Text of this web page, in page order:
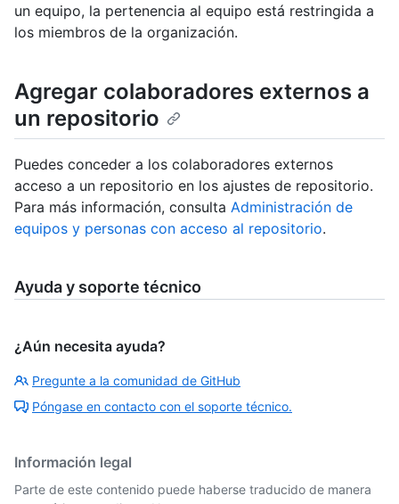
un equipo, la pertenencia al equipo está restringida a
los miembros de la organización.
Agregar colaboradores externos a
un repositorio
Puedes conceder a los colaboradores externos
acceso a un repositorio en los ajustes de repositorio.
Para más información, consulta Administración de
equipos y personas con acceso al repositorio.
Ayuda y soporte técnico
¿Aún necesita ayuda?
Pregunte a la comunidad de GitHub
Póngase en contacto con el soporte técnico.
Información legal
Parte de este contenido puede haberse traducido de manera